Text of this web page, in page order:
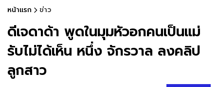
หน้าแรก ข่าว
ดีเจดาด้า พูดในมุมหัวอกคนเป็นแม่
รับไม่ได้เห็น หนึ่ง จักรวาล ลงคลิป
ลูกสาว